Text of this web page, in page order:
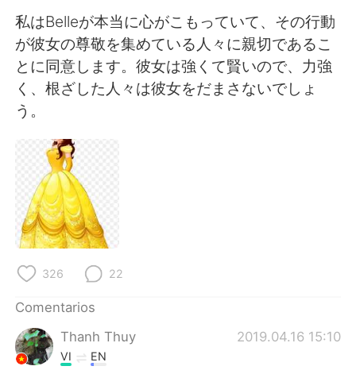
私はBelleが本当に心がこもっていて、その行動
が彼女の尊敬を集めている人々に親切であるこ
とに同意します。彼女は強くて賢いので、力強
く、根ざした人々は彼女をだまさないでしょ
う。
326 22
Comentarios
Thanh Thuy
2019.04.16 15:10
VI EN